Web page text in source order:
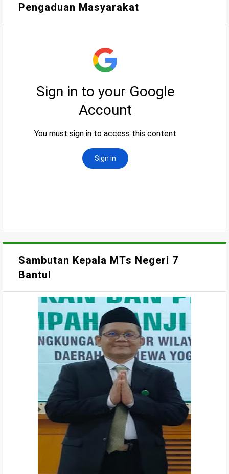
Pengaduan Masyarakat
Sambutan Kepala MTs Negeri 7
Bantul